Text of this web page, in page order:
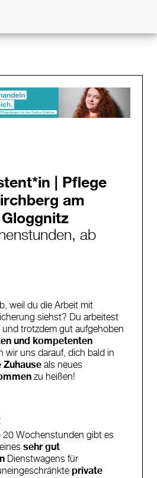
| Pflege
am
ab
weil du die Arbeit mit
siehst? Du arbeitest
und trotzdem gut aufgehoben
und kompetenten
wir uns darauf, dich bald in
Zuhause als neues
zu heißen!
20 Wochenstunden gibt es
sehr gut
Dienstwagens für
private